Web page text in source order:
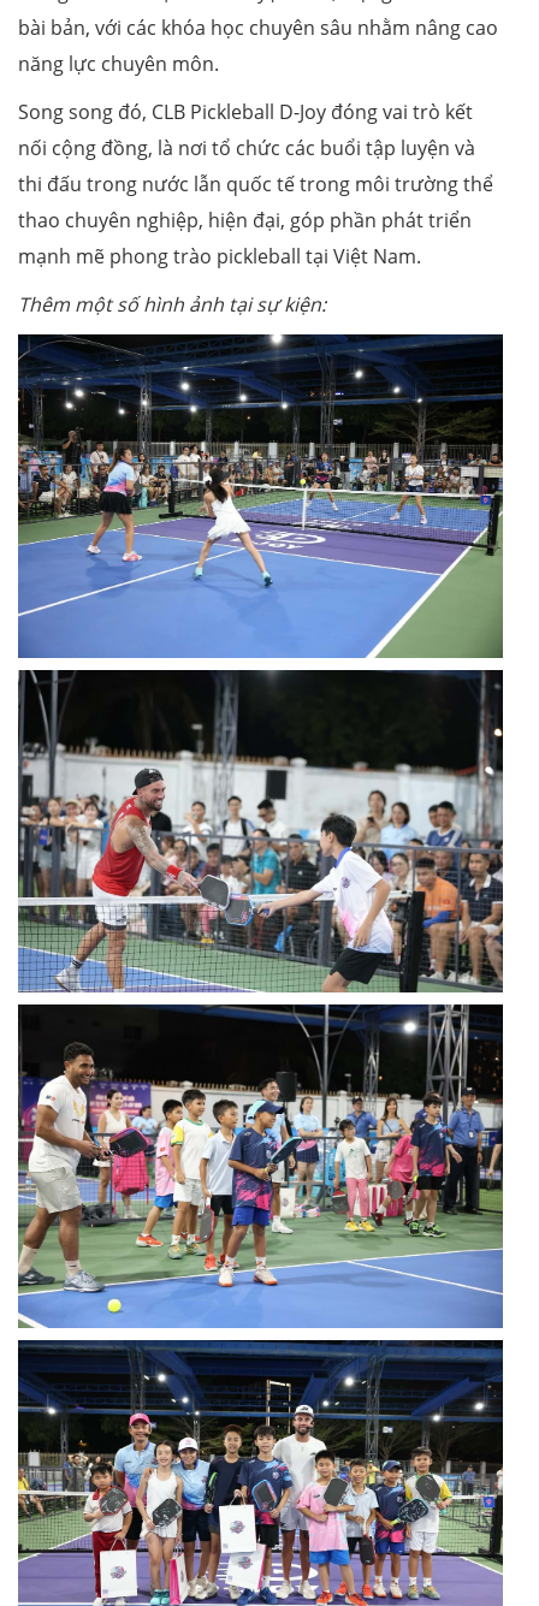
bài bản, với các khóa học chuyên sâu nhằm nâng cao
năng lực chuyên môn.
Song song đó, CLB Pickleball D-Joy đóng vai trò kết
nối cộng đồng, là nơi tổ chức các buổi tập luyện và
thi đấu trong nước lẫn quốc tế trong môi trường thể
thao chuyên nghiệp, hiện đại, góp phần phát triển
mạnh mẽ phong trào pickleball tại Việt Nam.
Thêm một số hình ảnh tại sự kiện: